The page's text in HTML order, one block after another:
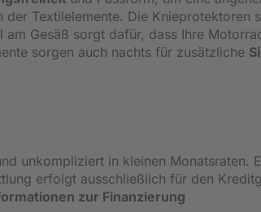
der Textilelemente. Die Knieprotektoren
am Gesäß sorgt dafür, dass Ihre
sorgen auch nachts für zusätzliche
unkompliziert in kleinen
erfolgt ausschließlich für den
zur Finanzierung